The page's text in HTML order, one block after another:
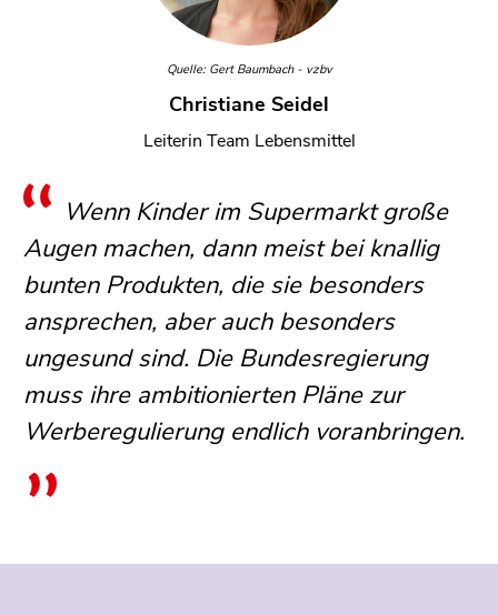
Quelle: Gert Baumbach - vzbv
Christiane Seidel
Leiterin Team Lebensmittel
Wenn Kinder im Supermarkt große
Augen machen, dann meist bei knallig
bunten Produkten, die sie besonders
ansprechen, aber auch besonders
ungesund sind. Die Bundesregierung
muss ihre ambitionierten Pläne zur
Werberegulierung endlich voranbringen.